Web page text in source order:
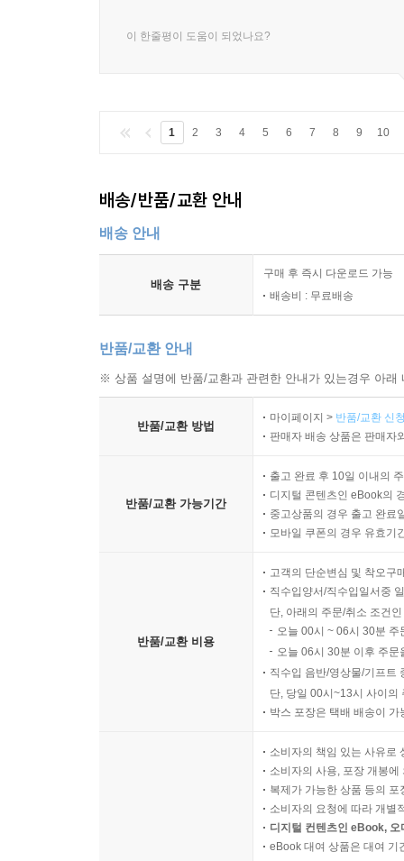
이 한줄평이 도움이 되었나요?
1 2 3 4 5 6 7 8 9 10
배송/반품/교환 안내
배송 안내
배송 구분
구매 후 즉시 다운로드 가능
배송비 : 무료배송
반품/교환 안내
※ 상품 설명에 반품/교환과 관련한 안내가 있는경우 아
반품/교환 방법
마이페이지 > 반품/교환 신
판매자 배송 상품은 판매자
반품/교환 가능기간
출고 완료 후 10일 이내의
디지털 콘텐츠인 eBook의
중고상품의 경우 출고 완료
모바일 쿠폰의 경우 유효기
반품/교환 비용
고객의 단순변심 및 착오구
직수입양서/직수입일서중
단, 아래의 주문/취소 조건
오늘 00시 ~ 06시 30분
오늘 06시 30분 이후 주
직수입 음반/영상물/기프트
단, 당일 00시~13시 사이의
박스 포장은 택배 배송이
소비자의 책임 있는 사유로
소비자의 사용, 포장 개봉
복제가 가능한 상품 등의
소비자의 요청에 따라 개별
디지털 컨텐츠인 eBook,
eBook 대여 상품은 대여 기